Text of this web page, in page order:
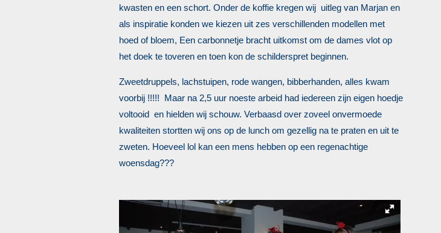
kwasten en een schort. Onder de koffie kregen wij uitleg van Marjan en
als inspiratie konden we kiezen uit zes verschillenden modellen met
hoed of bloem, Een carbonnetje bracht uitkomst om de dames vlot op
het doek te toveren en toen kon de schilderspret beginnen.
Zweetdruppels, lachstuipen, rode wangen, bibberhanden, alles kwam
voorbij !!!!! Maar na 2,5 uur noeste arbeid had iedereen zijn eigen hoedje
voltooid en hielden wij schouw. Verbaasd over zoveel onvermoede
kwaliteiten stortten wij ons op de lunch om gezellig na te praten en uit te
zweten. Hoeveel lol kan een mens hebben op een regenachtige
woensdag???